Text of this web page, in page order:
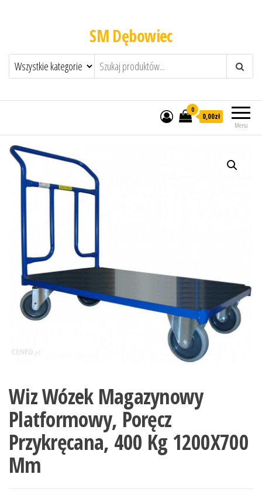
SM Dębowiec
Menu
0
0,00zł
Wiz Wózek Magazynowy
Platformowy, Poręcz
Przykręcana, 400 Kg 1200X700
Mm